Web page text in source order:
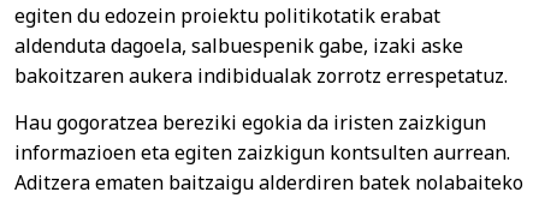
egiten du edozein proiektu politikotatik erabat
aldenduta dagoela, salbuespenik gabe, izaki aske
bakoitzaren aukera indibidualak zorrotz errespetatuz.
Hau gogoratzea bereziki egokia da iristen zaizkigun
informazioen eta egiten zaizkigun kontsulten aurrean.
Aditzera ematen baitzaigu alderdiren batek nolabaiteko